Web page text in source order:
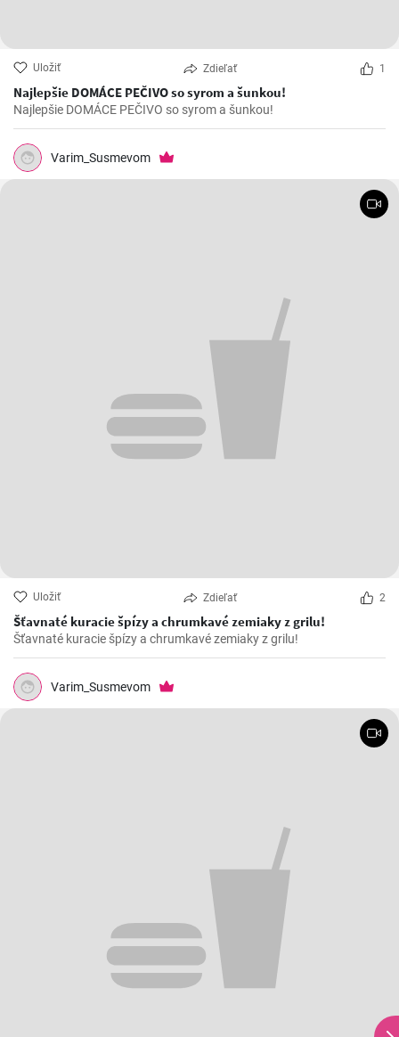
Uložiť Zdieľať 1
Najlepšie DOMÁCE PEČIVO so syrom a šunkou!
Najlepšie DOMÁCE PEČIVO so syrom a šunkou!
Varim_Susmevom
Uložiť Zdieľať 2
Šťavnaté kuracie špízy a chrumkavé zemiaky z grilu!
Šťavnaté kuracie špízy a chrumkavé zemiaky z grilu!
Varim_Susmevom